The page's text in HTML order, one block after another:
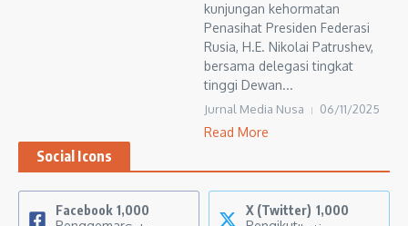
kunjungan kehormatan
Penasihat Presiden Federasi
Rusia, H.E. Nikolai Patrushev,
bersama delegasi tingkat
tinggi Dewan...
Jurnal Media Nusa 06/11/2025
Read More
Social Icons
Facebook 1,000
X (Twitter) 1,000